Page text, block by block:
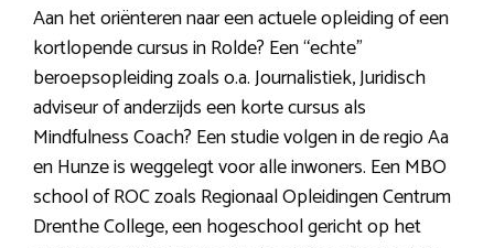
Aan het oriënteren naar een actuele opleiding of een
kortlopende cursus in Rolde? Een “echte”
beroepsopleiding zoals o.a. Journalistiek, Juridisch
adviseur of anderzijds een korte cursus als
Mindfulness Coach? Een studie volgen in de regio Aa
en Hunze is weggelegt voor alle inwoners. Een MBO
school of ROC zoals Regionaal Opleidingen Centrum
Drenthe College, een hogeschool gericht op het